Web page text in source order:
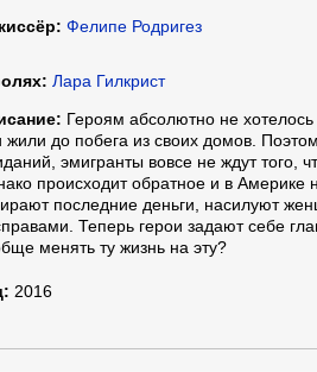
Фелипе Родригез
Лара Гилкрист
Героям абсолютно не хотелось
жили до побега из своих домов.
эмигранты вовсе не ждут того,
происходит обратное и в Америке
последние деньги, насилуют
Теперь герои задают себе
менять ту жизнь на эту?
2016